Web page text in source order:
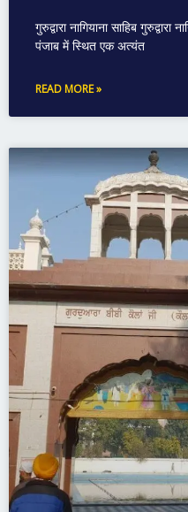
गुरुद्वारा नागियाना साहिब
पंजाब में स्थित एक अत्यंत
READ MORE »